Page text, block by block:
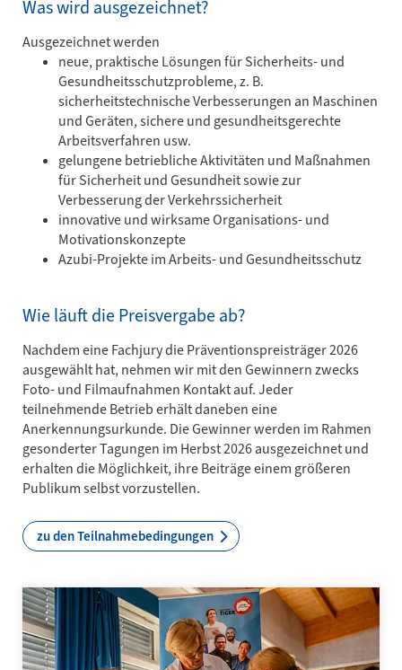
Was wird ausgezeichnet?
Ausgezeichnet werden
neue, praktische Lösungen für Sicherheits- und
Gesundheitsschutzprobleme, z. B.
sicherheitstechnische Verbesserungen an Maschinen
und Geräten, sichere und gesundheitsgerechte
Arbeitsverfahren usw.
gelungene betriebliche Aktivitäten und Maßnahmen
für Sicherheit und Gesundheit sowie zur
Verbesserung der Verkehrssicherheit
innovative und wirksame Organisations- und
Motivationskonzepte
Azubi-Projekte im Arbeits- und Gesundheitsschutz
Wie läuft die Preisvergabe ab?
Nachdem eine Fachjury die Präventionspreisträger 2026
ausgewählt hat, nehmen wir mit den Gewinnern zwecks
Foto- und Filmaufnahmen Kontakt auf. Jeder
teilnehmende Betrieb erhält daneben eine
Anerkennungsurkunde. Die Gewinner werden im Rahmen
gesonderter Tagungen im Herbst 2026 ausgezeichnet und
erhalten die Möglichkeit, ihre Beiträge einem größeren
Publikum selbst vorzustellen.
zu den Teilnahmebedingungen